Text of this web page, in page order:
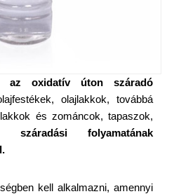
az oxidatív úton száradó
olajlakkok, továbbá
és zománcok, tapaszok,
száradási folyamatának
kell alkalmazni, amennyi